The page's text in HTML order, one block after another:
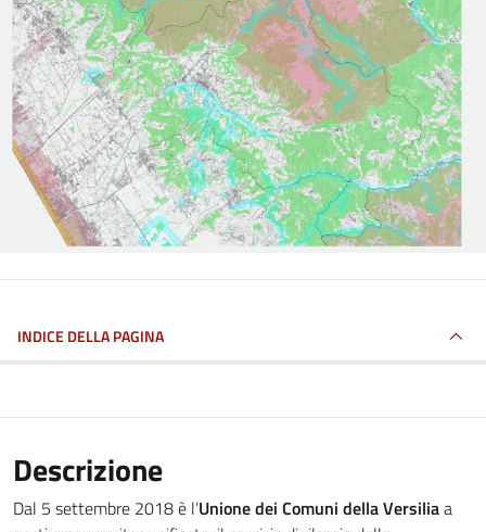
INDICE DELLA PAGINA
Descrizione
Dal 5 settembre 2018 è l’Unione dei Comuni della Versiliaa